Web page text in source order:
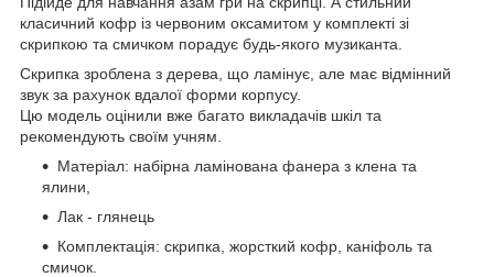
класичний кофр із червоним оксамитом у комплекті зі
скрипкою та смичком порадує будь-якого музиканта.
Скрипка зроблена з дерева, що ламінує, але має відмінний
звук за рахунок вдалої форми корпусу.
Цю модель оцінили вже багато викладачів шкіл та
рекомендують своїм учням.
Матеріал: набірна ламінована фанера з клена та
ялини,
Лак - глянець
Комплектація: скрипка, жорсткий кофр, каніфоль та
смичок.